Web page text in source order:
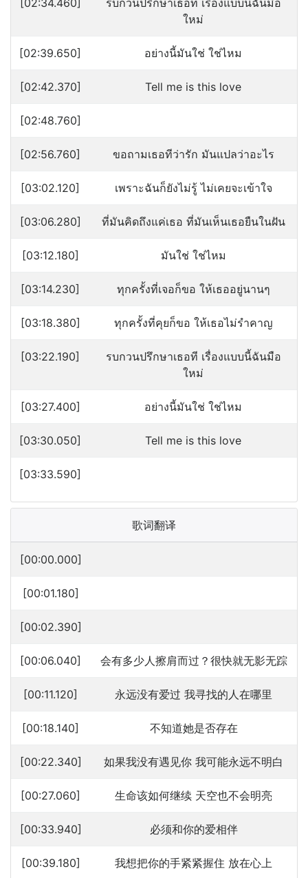
[02:34.460]
รบกวนปรึกษาเธอที เรื่องแบบนี้ฉันมือ
ใหม่
[02:39.650] อย่างนี้มันใช่ ใช่ไหม
[02:42.370] Tell me is this love
[02:48.760]
[02:56.760] ขอถามเธอทีว่ารัก มันแปลว่าอะไร
[03:02.120] เพราะฉันก็ยังไม่รู้ ไม่เคยจะเข้าใจ
[03:06.280] ที่มันคิดถึงแค่เธอ ที่มันเห็นเธอยืนในฝัน
[03:12.180] มันใช่ ใช่ไหม
[03:14.230] ทุกครั้งที่เจอก็ขอ ให้เธออยู่นานๆ
[03:18.380] ทุกครั้งที่คุยก็ขอ ให้เธอไม่รำคาญ
[03:22.190]
รบกวนปรึกษาเธอที เรื่องแบบนี้ฉันมือ
ใหม่
[03:27.400] อย่างนี้มันใช่ ใช่ไหม
[03:30.050] Tell me is this love
[03:33.590]
歌词翻译
[00:00.000]
[00:01.180]
[00:02.390]
[00:06.040] 会有多少人擦肩而过？很快就无影无踪
[00:11.120] 永远没有爱过 我寻找的人在哪里
[00:18.140] 不知道她是否存在
[00:22.340] 如果我没有遇见你 我可能永远不明白
[00:27.060] 生命该如何继续 天空也不会明亮
[00:33.940] 必须和你的爱相伴
[00:39.180] 我想把你的手紧紧握住 放在心上